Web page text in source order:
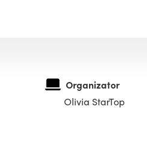
Organizator
Olivia StarTop